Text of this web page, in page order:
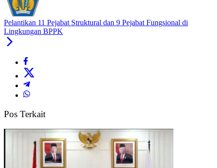
Pelantikan 11 Pejabat Struktural dan 9 Pejabat Fungsional di
Lingkungan BPPK
Pos Terkait